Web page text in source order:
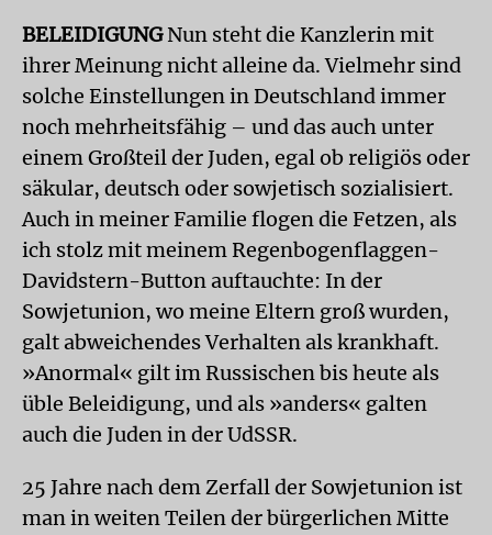
BELEIDIGUNGNun steht die Kanzlerin mit
ihrer Meinung nicht alleine da. Vielmehr sind
solche Einstellungen in Deutschland immer
noch mehrheitsfähig – und das auch unter
einem Großteil der Juden, egal ob religiös oder
säkular, deutsch oder sowjetisch sozialisiert.
Auch in meiner Familie flogen die Fetzen, als
ich stolz mit meinem Regenbogenflaggen-
Davidstern-Button auftauchte: In der
Sowjetunion, wo meine Eltern groß wurden,
galt abweichendes Verhalten als krankhaft.
»Anormal« gilt im Russischen bis heute als
üble Beleidigung, und als »anders« galten
auch die Juden in der UdSSR.
25 Jahre nach dem Zerfall der Sowjetunion ist
man in weiten Teilen der bürgerlichen Mitte